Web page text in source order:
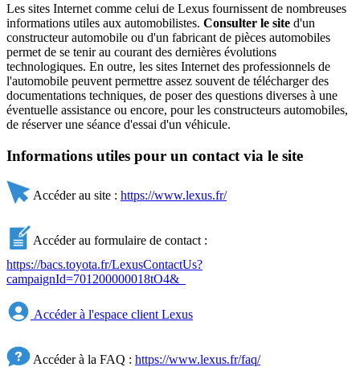
Les sites Internet comme celui de Lexus fournissent de nombreuses
informations utiles aux automobilistes. Consulter le site d'un
constructeur automobile ou d'un fabricant de pièces automobiles
permet de se tenir au courant des dernières évolutions
technologiques. En outre, les sites Internet des professionnels de
l'automobile peuvent permettre assez souvent de télécharger des
documentations techniques, de poser des questions diverses à une
éventuelle assistance ou encore, pour les constructeurs automobiles,
de réserver une séance d'essai d'un véhicule.
Informations utiles pour un contact via le site
Accéder au site : https://www.lexus.fr/
Accéder au formulaire de contact :
https://bacs.toyota.fr/LexusContactUs?
campaignId=701200000018tO4&_
Accéder à l'espace client Lexus
Accéder à la FAQ : https://www.lexus.fr/faq/